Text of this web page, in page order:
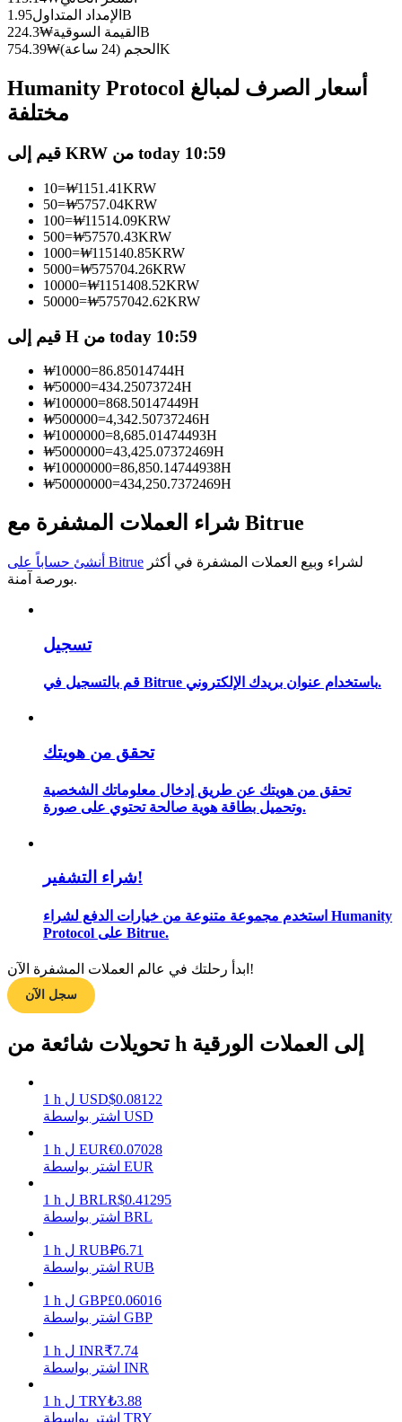
نسخ التداول
انضم إلى أفضل المتداولين
كن متداول نسخ
استمتع بتقاسم الأرباح وعمولات نسخ التداول
معلومة
تحليل البيانات الضخمة بما في ذلك المعلومات التجارية، وما
مرشد
استراتيجيات التداول
تعلم كيفية البقاء مربحة
يكسب
خنزير الطاقة
احصل على مكافآت تنافسية يوميًا
الإمداد المتداول 1.95B
القيمة السوقية₩
224.3B
الحجم (24 ساعة)
₩ 754.39K
Humanity Protocol أسعار الصرف لمبالغ
مختلفة
قيم إلى KRW من today 10:59
10=₩1151.41KRW
50=₩5757.04KRW
100=₩11514.09KRW
500=₩57570.43KRW
1000=₩115140.85KRW
5000=₩575704.26KRW
10000=₩1151408.52KRW
50000=₩5757042.62KRW
قيم إلى H من today 10:59
₩10000=86.85014744H
₩50000=434.25073724H
₩100000=868.50147449H
₩500000=4,342.50737246H
₩1000000=8,685.01474493H
₩5000000=43,425.07372469H
₩10000000=86,850.14744938H
₩50000000=434,250.7372469H
شراء العملات المشفرة مع Bitrue
أنشئ حساباً على Bitrue
بورصة آمنة.
تسجيل
قم بالتسجيل في Bitrue باستخدام عنوان بريدك الإلكتروني.
تحقق من هويتك
تحقق من هويتك عن طريق إدخال معلوماتك الشخصية
وتحميل بطاقة هوية صالحة تحتوي على صورة.
شراء التشفير!
استخدم مجموعة متنوعة من خيارات الدفع لشراء Humanity
Protocol على Bitrue.
ابدأ رحلتك في عالم العملات المشفرة الآن!
سجل الآن
تحويلات شائعة من h إلى العملات الورقية
1 h ل USD$0.08122
اشتر بواسطة USD
1 h ل EUR€0.07028
اشتر بواسطة EUR
1 h ل BRLR$0.41295
اشتر بواسطة BRL
1 h ل RUB₽6.71
اشتر بواسطة RUB
1 h ل GBP£0.06016
اشتر بواسطة GBP
1 h ل INR₹7.74
اشتر بواسطة INR
1 h ل TRY₺3.88
اشتر بواسطة TRY